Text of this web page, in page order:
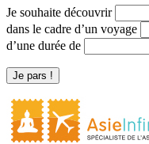
Je souhaite découvrir
dans le cadre d’un voyage
d’une durée de
Je pars !